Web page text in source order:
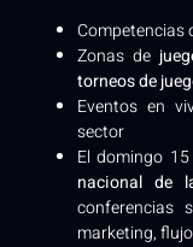
Competencias
Zonas de
torneos de
Eventos en
sector
El domingo
nacional de
conferencias
marketing,